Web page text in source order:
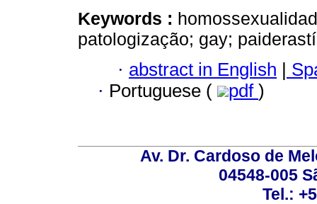
Keywords :
patologização; gay;
· abstract in English |
· Portuguese ( pdf )
Av. Dr. Cardoso de
04548-005
Tel.: